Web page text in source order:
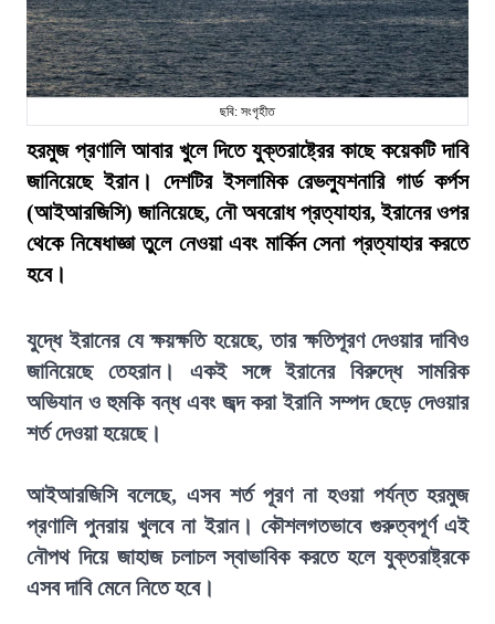
ছবি: সংগৃহীত
হরমুজ প্রণালি আবার খুলে দিতে যুক্তরাষ্ট্রের কাছে কয়েকটি দাবি
জানিয়েছে ইরান। দেশটির ইসলামিক রেভল্যুশনারি গার্ড কর্পস
(আইআরজিসি) জানিয়েছে, নৌ অবরোধ প্রত্যাহার, ইরানের ওপর
থেকে নিষেধাজ্ঞা তুলে নেওয়া এবং মার্কিন সেনা প্রত্যাহার করতে
হবে।
যুদ্ধে ইরানের যে ক্ষয়ক্ষতি হয়েছে, তার ক্ষতিপূরণ দেওয়ার দাবিও
জানিয়েছে তেহরান। একই সঙ্গে ইরানের বিরুদ্ধে সামরিক
অভিযান ও হুমকি বন্ধ এবং জব্দ করা ইরানি সম্পদ ছেড়ে দেওয়ার
শর্ত দেওয়া হয়েছে।
আইআরজিসি বলেছে, এসব শর্ত পূরণ না হওয়া পর্যন্ত হরমুজ
প্রণালি পুনরায় খুলবে না ইরান। কৌশলগতভাবে গুরুত্বপূর্ণ এই
নৌপথ দিয়ে জাহাজ চলাচল স্বাভাবিক করতে হলে যুক্তরাষ্ট্রকে
এসব দাবি মেনে নিতে হবে।